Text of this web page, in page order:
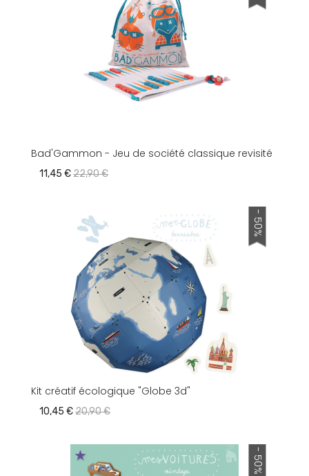
Bad'Gammon - Jeu de société classique revisité
11,45 €22,90 €
- 50%
Kit créatif écologique "Globe 3d"
10,45 €20,90 €
- 50%